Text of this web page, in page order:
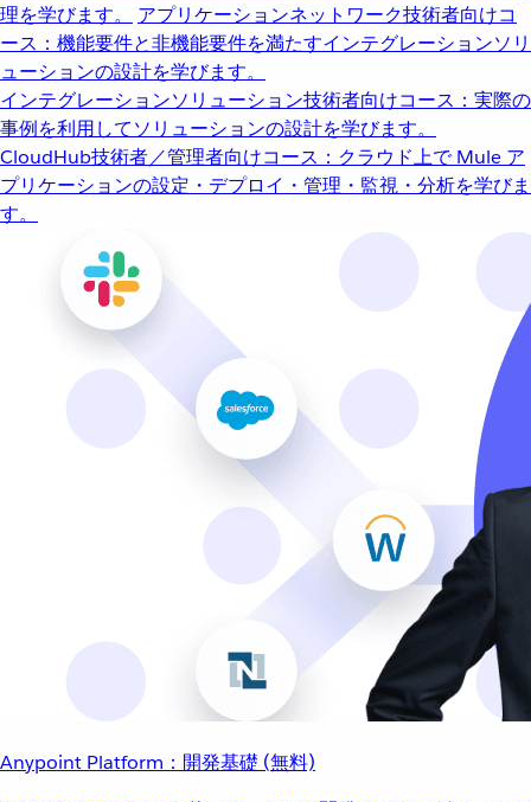
理を学びます。
アプリケーションネットワーク技術者向けコ
ース：機能要件と非機能要件を満たすインテグレーションソリ
ューションの設計を学びます。
インテグレーションソリューション技術者向けコース：実際の
事例を利用してソリューションの設計を学びます。
CloudHub技術者／管理者向けコース：クラウド上で Mule ア
プリケーションの設定・デプロイ・管理・監視・分析を学びま
す。
Anypoint Platform：開発基礎 (無料)